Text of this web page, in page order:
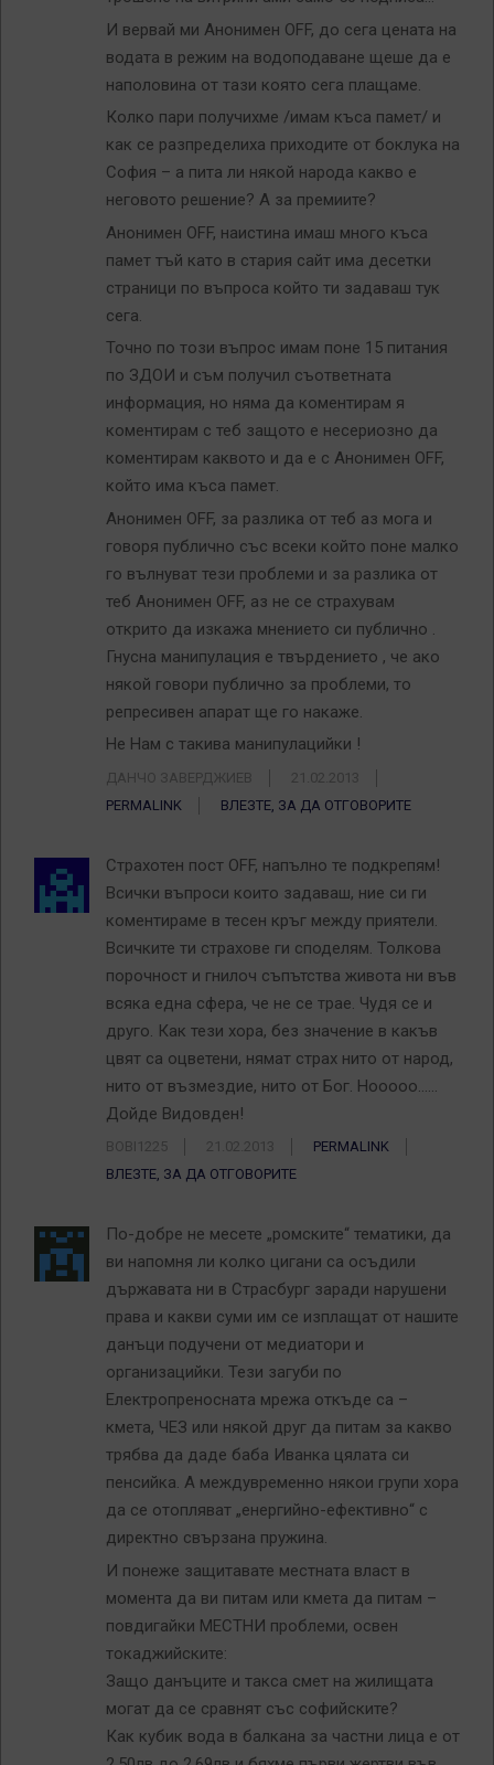
И вервай ми Анонимен OFF, до сега цената на
водата в режим на водоподаване щеше да е
наполовина от тази която сега плащаме.
Колко пари получихме /имам къса памет/ и
как се разпределиха приходите от боклука на
София – а пита ли някой народа какво е
неговото решение? А за премиите?
Анонимен OFF, наистина имаш много къса
памет тъй като в стария сайт има десетки
страници по въпроса който ти задаваш тук
сега.
Точно по този въпрос имам поне 15 питания
по ЗДОИ и съм получил съответната
информация, но няма да коментирам я
коментирам с теб защото е несериозно да
коментирам каквото и да е с Анонимен OFF,
който има къса памет.
Анонимен OFF, за разлика от теб аз мога и
говоря публично със всеки който поне малко
го вълнуват тези проблеми и за разлика от
теб Анонимен OFF, аз не се страхувам
открито да изкажа мнението си публично .
Гнусна манипулация е твърдението , че ако
някой говори публично за проблеми, то
репресивен апарат ще го накаже.
Не Нам с такива манипулацийки !
ДАНЧО ЗАВЕРДЖИЕВ
21.02.2013
PERMALINK
ВЛЕЗТЕ, ЗА ДА ОТГОВОРИТЕ
Страхотен пост OFF, напълно те подкрепям!
Всички въпроси които задаваш, ние си ги
коментираме в тесен кръг между приятели.
Всичките ти страхове ги споделям. Толкова
порочност и гнилоч съпътства живота ни във
всяка една сфера, че не се трае. Чудя се и
друго. Как тези хора, без значение в какъв
цвят са оцветени, нямат страх нито от народ,
нито от възмездие, нито от Бог. Нооооо……
Дойде Видовден!
BOBI1225 21.02.2013
PERMALINK
ВЛЕЗТЕ, ЗА ДА ОТГОВОРИТЕ
По-добре не месете „ромските“ тематики, да
ви напомня ли колко цигани са осъдили
държавата ни в Страсбург заради нарушени
права и какви суми им се изплащат от нашите
данъци подучени от медиатори и
организацийки. Тези загуби по
Електропреносната мрежа откъде са –
кмета, ЧЕЗ или някой друг да питам за какво
трябва да даде баба Иванка цялата си
пенсийка. А междувременно някои групи хора
да се отопляват „енергийно-ефективно“ с
директно свързана пружина.
И понеже защитавате местната власт в
момента да ви питам или кмета да питам –
повдигайки МЕСТНИ проблеми, освен
токаджийските:
Защо данъците и такса смет на жилищата
могат да се сравнят със софийските?
Как кубик вода в балкана за частни лица е от